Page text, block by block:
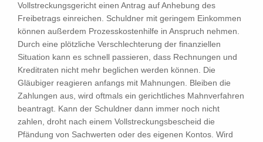
Vollstreckungsgericht einen Antrag auf Anhebung des
Freibetrags einreichen. Schuldner mit geringem Einkommen
können außerdem Prozesskostenhilfe in Anspruch nehmen.
Durch eine plötzliche Verschlechterung der finanziellen
Situation kann es schnell passieren, dass Rechnungen und
Kreditraten nicht mehr beglichen werden können. Die
Gläubiger reagieren anfangs mit Mahnungen. Bleiben die
Zahlungen aus, wird oftmals ein gerichtliches Mahnverfahren
beantragt. Kann der Schuldner dann immer noch nicht
zahlen, droht nach einem Vollstreckungsbescheid die
Pfändung von Sachwerten oder des eigenen Kontos. Wird